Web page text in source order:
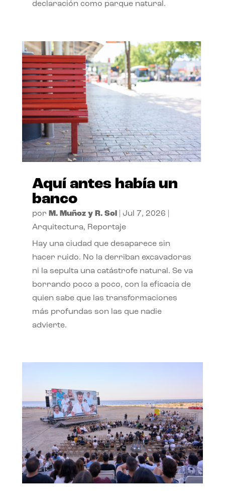
declaración como parque natural.
Aquí antes había un
banco
por M. Muñoz y R. Sol Jul 7, 2026
Arquitectura, Reportaje
Hay una ciudad que desaparece sin
hacer ruido. No la derriban excavadoras
ni la sepulta una catástrofe natural. Se va
borrando poco a poco, con la eficacia de
quien sabe que las transformaciones
más profundas son las que nadie
advierte.